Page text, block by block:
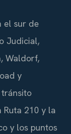
el sur de
Judicial,
Waldorf,
y
tránsito
Ruta 210 y la
y los puntos